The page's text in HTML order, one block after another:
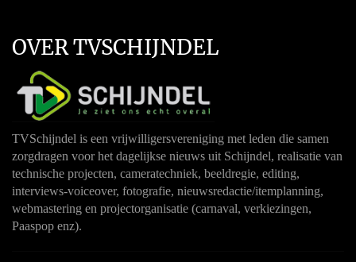
OVER TVSCHIJNDEL
TVSchijndel is een vrijwilligersvereniging met leden die samen
zorgdragen voor het dagelijkse nieuws uit Schijndel, realisatie van
technische projecten, cameratechniek, beeldregie, editing,
interviews-voiceover, fotografie, nieuwsredactie/itemplanning,
webmastering en projectorganisatie (carnaval, verkiezingen,
Paaspop enz).